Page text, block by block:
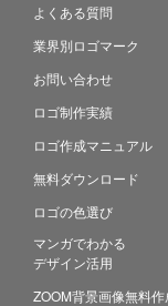
よくある質問
業界別ロゴマーク
お問い合わせ
ロゴ制作実績
ロゴ作成マニュアル
無料ダウンロード
ロゴの色選び
マンガでわかる
デザイン活用
ZOOM背景画像無料作